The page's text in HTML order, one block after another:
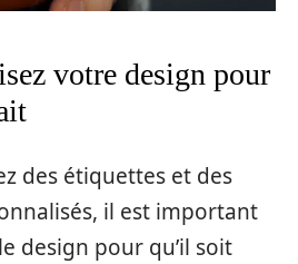
votre design pour
des étiquettes et des
il est important
design pour qu’il soit